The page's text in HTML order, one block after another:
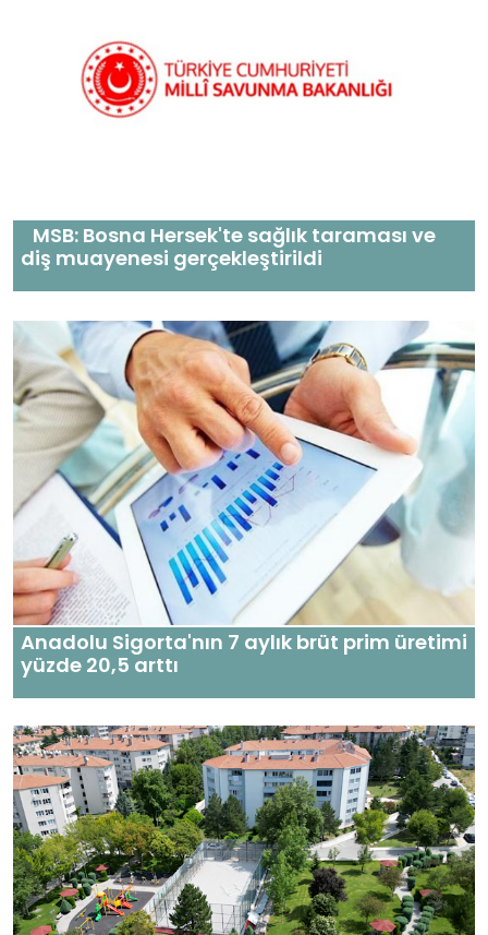
MSB: Bosna Hersek'te sağlık taraması ve
diş muayenesi gerçekleştirildi
Anadolu Sigorta'nın 7 aylık brüt prim üretimi
yüzde 20,5 arttı